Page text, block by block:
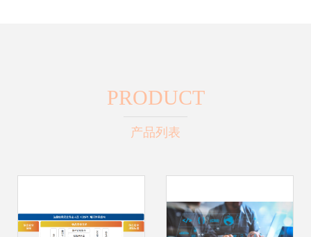
PRODUCT
产品列表